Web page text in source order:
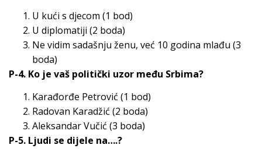
U kući s djecom (1 bod)
U diplomatiji (2 boda)
Ne vidim sadašnju ženu, već 10 godina mlađu (3
boda)
P-4. Ko je vaš politički uzor među Srbima?
Karađorđe Petrović (1 bod)
Radovan Karadžić (2 boda)
Aleksandar Vučić (3 boda)
P-5. Ljudi se dijele na….?